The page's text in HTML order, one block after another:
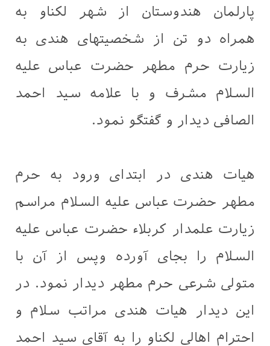
پارلمان هندوستان از شهر لکناو به
همراه دو تن از شخصیتهای هندی به
زیارت حرم مطهر حضرت عباس علیه
السلام مشرف و با علامه سید احمد
الصافی دیدار و گفتگو نمود.
هیات هندی در ابتدای ورود به حرم
مطهر حضرت عباس علیه السلام مراسم
زیارت علمدار کربلاء حضرت عباس علیه
السلام را بجای آورده وپس از آن با
متولی شرعی حرم مطهر دیدار نمود. در
این دیدار هیات هندی مراتب سلام و
احترام اهالی لکناو را به آقای سید احمد